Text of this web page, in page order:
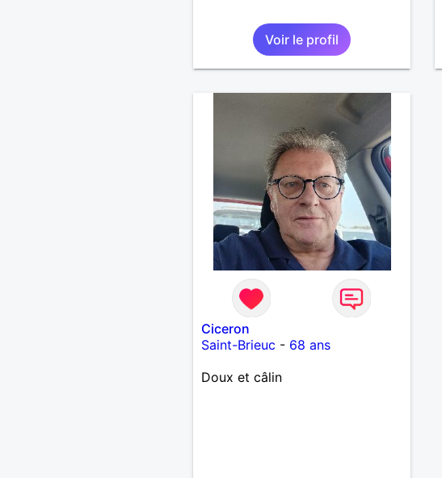
Voir le profil
Ciceron
Saint-Brieuc - 68 ans
Doux et câlin